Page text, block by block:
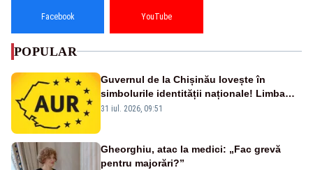
Facebook YouTube
POPULAR
Guvernul de la Chișinău lovește în
simbolurile identității naționale! Limba
română nu se economisește! Limba
31 iul. 2026, 09:51
Gheorghiu, atac la medici: „Fac grevă
pentru majorări?”